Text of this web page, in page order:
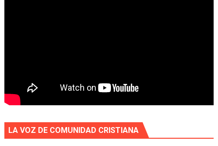
LA VOZ DE COMUNIDAD CRISTIANA